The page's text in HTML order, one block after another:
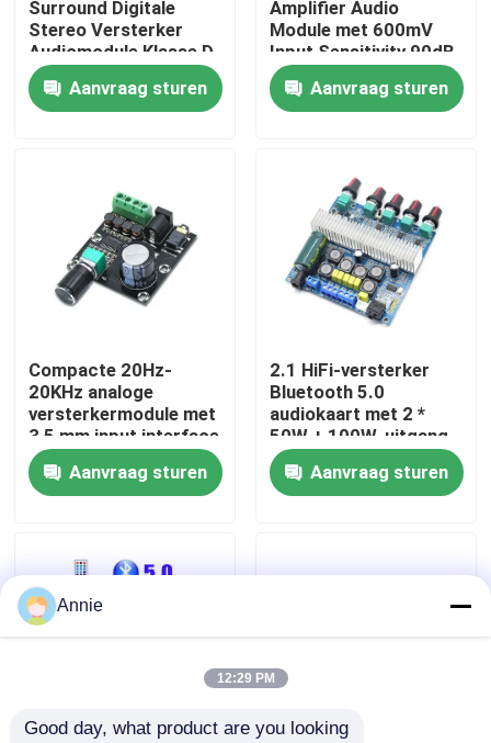
Thuis
Over Ons
Fabriekstour
Kwaliteitscontrole
Neem contact met ons op
Gevallen
Versterkerbordmodule
Surround Digitale
Stereo Versterker
Audiomodule Klasse D
Versterker Board
Aanvraag sturen
Amplifier Audio
Module met 600mV
Input Sensitivity 90dB
SNR en 3W Output
PowerAanvraag sturen
Compacte 20Hz-
20KHz analoge
versterkermodule met
3,5 mm input interface
en zilveren afwerking
Aanvraag sturen
2.1 HiFi-versterker
Bluetooth 5.0
audiokaart met 2 *
50W + 100W-uitgang
en DC12 ~ 24V-
voedingAanvraag sturen
Annie
12:29 PM
Good day, what product are you looking